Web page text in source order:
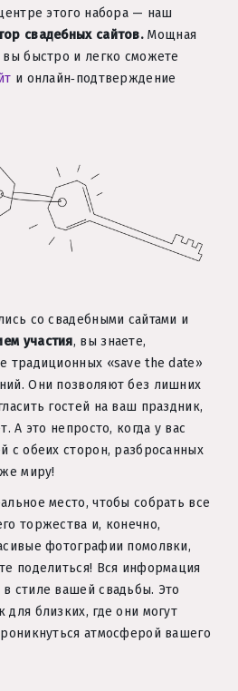
этого набора — наш
свадебных сайтов.Мощная
быстро и легко сможете
и онлайн‑подтверждение
со свадебными сайтами и
участия, вы знаете,
традиционных «save the date»
Они позволяют без лишних
гостей на ваш праздник,
А это непросто, когда у вас
с обеих сторон, разбросанных
миру!
место, чтобы собрать все
торжества и, конечно,
фотографии помолвки,
поделиться! Вся информация
стиле вашей свадьбы. Это
для близких, где они могут
атмосферой вашего